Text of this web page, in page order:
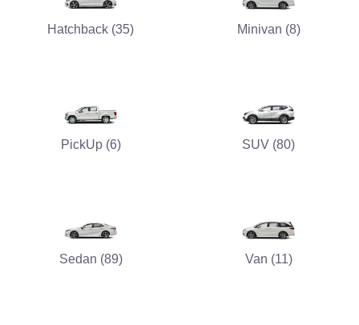
Hatchback (35) Minivan (8)
PickUp (6) SUV (80)
Sedan (89) Van (11)